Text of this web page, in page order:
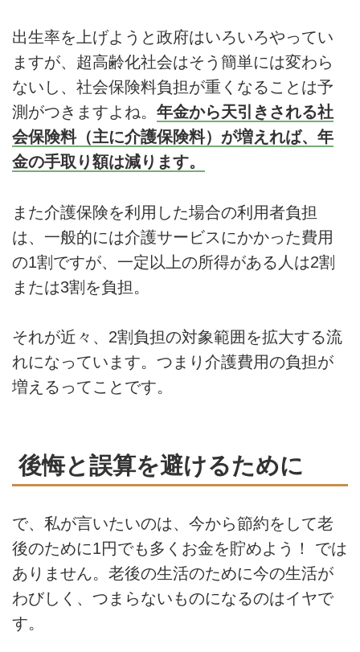
出生率を上げようと政府はいろいろやってい
ますが、超高齢化社会はそう簡単には変わら
ないし、社会保険料負担が重くなることは予
測がつきますよね。 年金から天引きされる社
会保険料（主に介護保険料）が増えれば、年
金の手取り額は減ります。
また介護保険を利用した場合の利用者負担
は、一般的には介護サービスにかかった費用
の1割ですが、一定以上の所得がある人は2割
または3割を負担。
それが近々、2割負担の対象範囲を拡大する流
れになっています。つまり介護費用の負担が
増えるってことです。
後悔と誤算を避けるために
で、私が言いたいのは、今から節約をして老
後のために1円でも多くお金を貯めよう！ では
ありません。老後の生活のために今の生活が
わびしく、つまらないものになるのはイヤで
す。